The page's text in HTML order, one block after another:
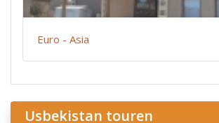
Euro - Asia
Usbekistan touren